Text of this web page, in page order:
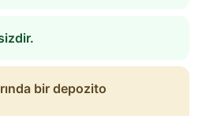
bir depozito